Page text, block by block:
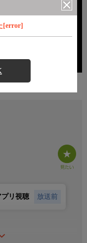
[error]
プリ視聴 放送前